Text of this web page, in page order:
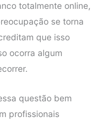
totalmente online,
se torna
que isso
ocorra algum
questão bem
profissionais